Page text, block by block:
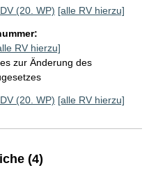
(20. WP) [alle RV hierzu]
RV hierzu]
zur Änderung des
(20. WP) [alle RV hierzu]
(4)